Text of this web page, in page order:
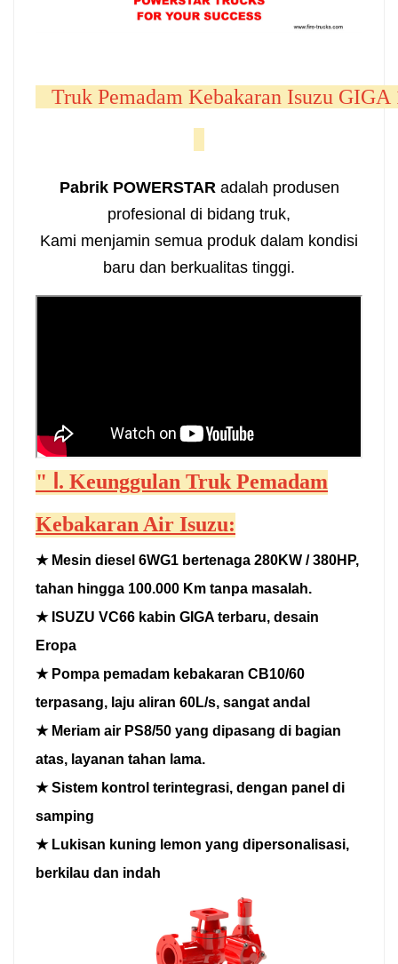
Truk Pemadam Kebakaran Isuzu GIGA
Pabrik POWERSTAR adalah produsen
profesional di bidang truk,
Kami menjamin semua produk dalam kondisi
baru dan berkualitas tinggi.
"
Ⅰ. Keunggulan Truk Pemadam
Kebakaran Air Isuzu:
★ Mesin diesel 6WG1 bertenaga 280KW / 380HP,
tahan hingga 100.000 Km tanpa masalah.
★ ISUZU VC66 kabin GIGA terbaru, desain
Eropa
★ Pompa pemadam kebakaran CB10/60
terpasang, laju aliran 60L/s, sangat andal
★ Meriam air PS8/50 yang dipasang di bagian
atas, layanan tahan lama.
★ Sistem kontrol terintegrasi, dengan panel di
samping
★ Lukisan kuning lemon yang dipersonalisasi,
berkilau dan indah